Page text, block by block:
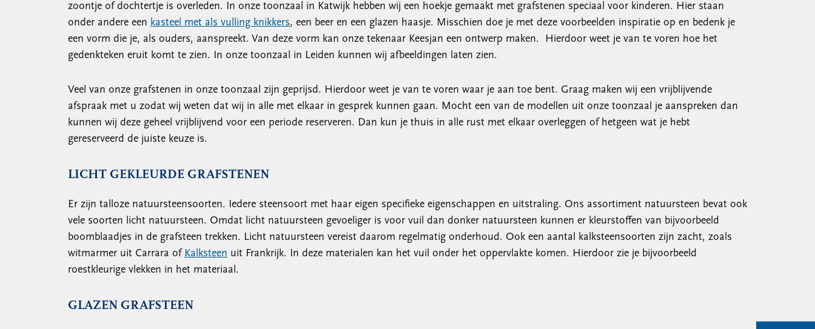
zoontje of dochtertje is overleden. In onze toonzaal in Katwijk hebben wij een hoekje gemaakt met grafstenen speciaal voor kinderen. Hier staan
onder andere een kasteel met als vulling knikkers, een beer en een glazen haasje. Misschien doe je met deze voorbeelden inspiratie op en bedenk je
een vorm die je, als ouders, aanspreekt. Van deze vorm kan onze tekenaar Keesjan een ontwerp maken. Hierdoor weet je van te voren hoe het
gedenkteken eruit komt te zien. In onze toonzaal in Leiden kunnen wij afbeeldingen laten zien.
Veel van onze grafstenen in onze toonzaal zijn geprijsd. Hierdoor weet je van te voren waar je aan toe bent. Graag maken wij een vrijblijvende
afspraak met u zodat wij weten dat wij in alle met elkaar in gesprek kunnen gaan. Mocht een van de modellen uit onze toonzaal je aanspreken dan
kunnen wij deze geheel vrijblijvend voor een periode reserveren. Dan kun je thuis in alle rust met elkaar overleggen of hetgeen wat je hebt
gereserveerd de juiste keuze is.
LICHT GEKLEURDE GRAFSTENEN
Er zijn talloze natuursteensoorten. Iedere steensoort met haar eigen specifieke eigenschappen en uitstraling. Ons assortiment natuursteen bevat ook
vele soorten licht natuursteen. Omdat licht natuursteen gevoeliger is voor vuil dan donker natuursteen kunnen er kleurstoffen van bijvoorbeeld
boomblaadjes in de grafsteen trekken. Licht natuursteen vereist daarom regelmatig onderhoud. Ook een aantal kalksteensoorten zijn zacht, zoals
witmarmer uit Carrara of Kalksteen uit Frankrijk. In deze materialen kan het vuil onder het oppervlakte komen. Hierdoor zie je bijvoorbeeld
roestkleurige vlekken in het materiaal.
GLAZEN GRAFSTEEN